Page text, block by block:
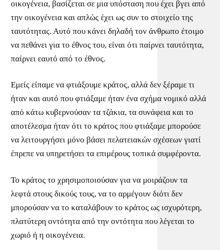
οικογένεια, βασίζεται σε μια υπόσταση που έχει βγει από
την οικογένεια και απλώς έχει ως συν το στοιχείο της
ταυτότητας. Αυτό που κάνει δηλαδή τον άνθρωπο έτοιμο
να πεθάνει για το έθνος του, είναι ότι παίρνει ταυτότητα,
παίρνει εαυτό από το έθνος.
Εμείς είπαμε να φτιάξουμε κράτος, αλλά δεν ξέραμε τι
ήταν και αυτό που φτιάξαμε ήταν ένα σχήμα νομικό αλλά
από κάτω κυβερνούσαν τα τζάκια, τα συνάφεια και το
αποτέλεσμα ήταν ότι το κράτος που φτιάξαμε μπορούσε
να λειτουργήσει μόνο βάσει πελατειακών σχέσεων γιατί
έπρεπε να υπηρετήσει τα επιμέρους τοπικά συμφέροντα.
Το κράτος το χρησιμοποιούσαν για να μοιράζουν τα
λεφτά στους δικούς τους, να το αρμέγουν διότι δεν
μπορούσαν να το καταλάβουν το κράτος ως ισχυρότερη,
πλατύτερη οντότητα από την οντότητα που λέγεται το
χωριό ή η οικογένεια.